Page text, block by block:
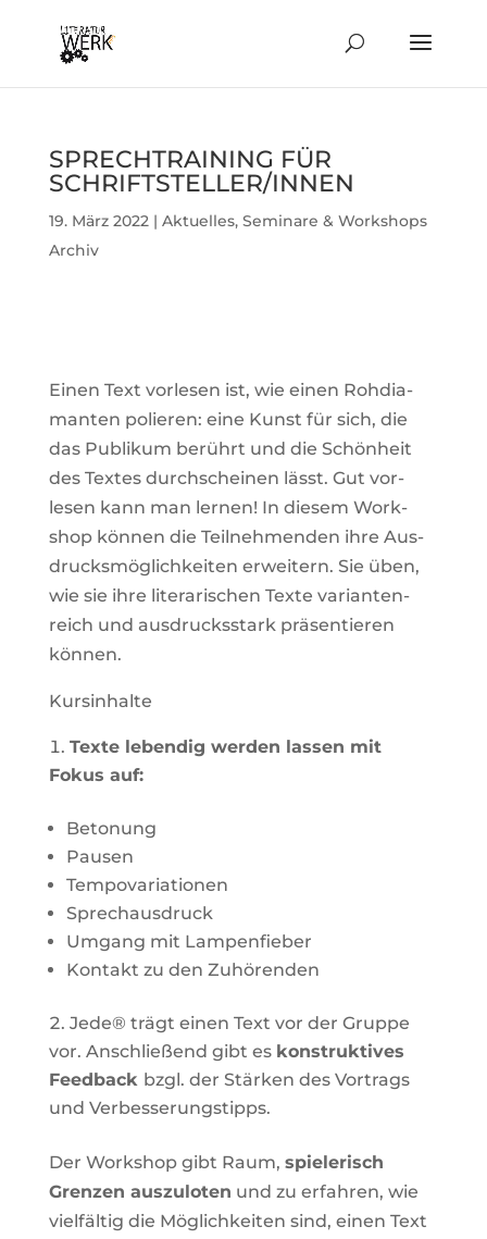
SPRECH­TRAI­NING FÜR
SCHRIFTSTELLER/INNEN
19. März 2022| Aktuelles, Seminare & Workshops
Archiv
Einen Text vor­lesen ist, wie einen Roh­dia­
manten polieren: eine Kunst für sich, die
das Publikum berührt und die Schön­heit
des Textes durch­scheinen lässt. Gut vor­
lesen kann man lernen! In diesem Work­
shop können die Teil­neh­menden ihre Aus­
drucks­mög­lich­keiten erwei­tern. Sie üben,
wie sie ihre lite­ra­ri­schen Texte vari­an­ten­
reich und aus­drucks­stark prä­sen­tieren
können.
Kurs­in­halte
Texte lebendig werden lassen mit
Fokus auf:
Beto­nung
Pausen
Tem­po­va­ria­tionen
Sprech­aus­druck
Umgang mit Lampenfieber
Kon­takt zu den Zuhörenden
Jede® trägt einen Text vor der Gruppe
vor. Anschlie­ßend gibt es kon­struk­tives
Feed­back bzgl. der Stärken des Vor­trags
und Verbesserungstipps.
Der Work­shop gibt Raum, spie­le­risch
Grenzen aus­zu­loten und zu erfahren, wie
viel­fältig die Mög­lich­keiten sind, einen Text